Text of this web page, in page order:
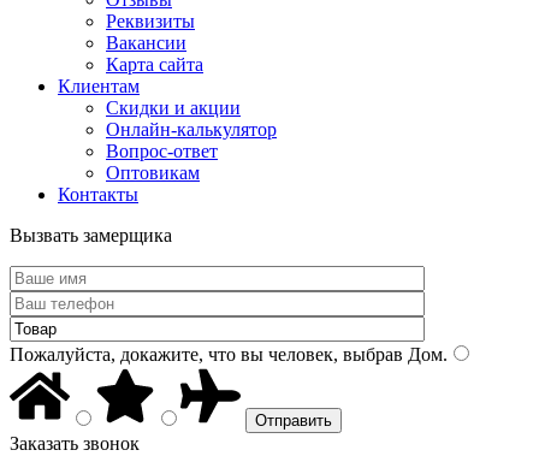
Реквизиты
Вакансии
Карта сайта
Клиентам
Скидки и акции
Онлайн-калькулятор
Вопрос-ответ
Оптовикам
Контакты
Вызвать замерщика
Пожалуйста, докажите, что вы человек, выбрав Дом.
Заказать звонок